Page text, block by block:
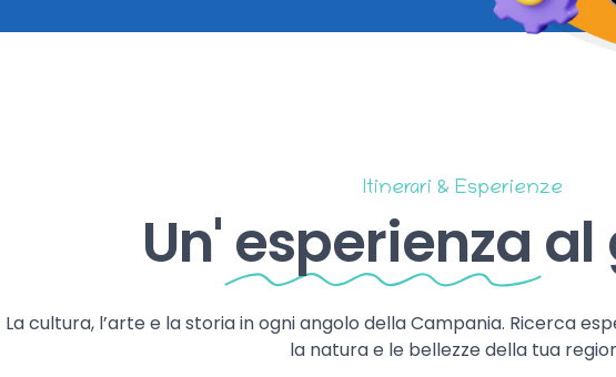
Itinerari & Esperienze
Un' esperienza al
La cultura, l’arte e la storia in ogni angolo della Campania. Ricerca
la natura e le bellezze della tua